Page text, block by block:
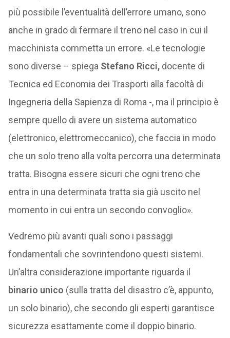
più possibile l’eventualità dell’errore umano, sono
anche in grado di fermare il treno nel caso in cui il
macchinista commetta un errore. «Le tecnologie
sono diverse – spiega Stefano Ricci,docente di
Tecnica ed Economia dei Trasporti alla facoltà di
Ingegneria della Sapienza di Roma -, ma il principio è
sempre quello di avere un sistema automatico
(elettronico, elettromeccanico), che faccia in modo
che un solo treno alla volta percorra una determinata
tratta. Bisogna essere sicuri che ogni treno che
entra in una determinata tratta sia già uscito nel
momento in cui entra un secondo convoglio».
Vedremo più avanti quali sono i passaggi
fondamentali che sovrintendono questi sistemi.
Un’altra considerazione importante riguarda il
binario unico (sulla tratta del disastro c’è, appunto,
un solo binario), che secondo gli esperti garantisce
sicurezza esattamente come il doppio binario.